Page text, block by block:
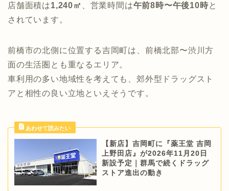
店舗面積は1,240㎡ 、営業時間は午前8時〜午後10時と
されています。
前橋市の北側に位置する吉岡町は、前橋北部〜渋川方
面の生活圏とも重なるエリア。
車利用の多い地域性を考えても、郊外型ドラッグスト
アと相性の良い立地といえそうです。
【新店】吉岡町に『薬王堂 吉岡
上野田店』が2026年11月20日
新設予定｜群馬で続くドラッグ
ストア進出の動き